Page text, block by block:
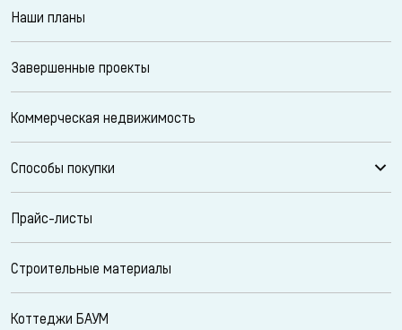
Наши планы
Завершенные проекты
Коммерческая недвижимость
Способы покупки
Прайс-листы
Строительные материалы
Коттеджи БАУМ